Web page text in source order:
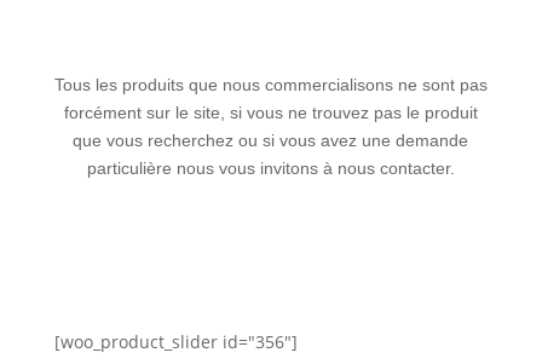
Tous les produits que nous commercialisons ne sont pas
forcément sur le site, si vous ne trouvez pas le produit
que vous recherchez ou si vous avez une demande
particulière nous vous invitons à nous contacter.
[woo_product_slider id="356"]